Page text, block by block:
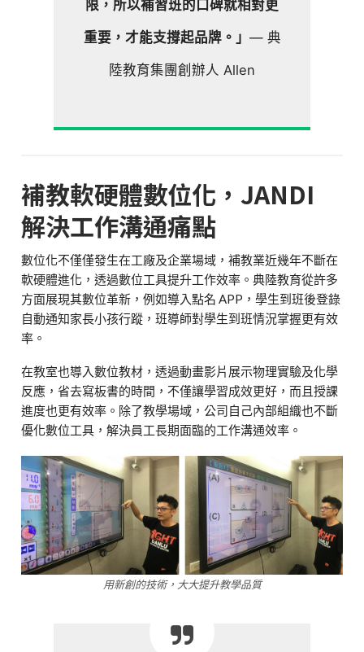
限，所以補習班的口碑就相對更
重要，才能支撐起品牌。」 — 典
陸教育集團創辦人 Allen
補教軟硬體數位化，JANDI
解決工作溝通痛點
數位化不僅僅發生在工廠及企業場域，補教業近幾年不斷在
軟硬體進化，透過數位工具提升工作效率。典陸教育從許多
方面展現其數位革新，例如導入點名 APP，學生到班後登錄
自動通知家長小孩行蹤，班導師對學生到班情況掌握更有效
率。
在教室也導入數位教材，透過動畫影片展示物理實驗及化學
反應，省去寫板書的時間，不僅讓學習成效更好，而且授課
進度也更有效率。除了教學場域，公司自己內部組織也不斷
優化數位工具，解決員工長期面臨的工作溝通效率。
用新創的技術，大大提升教學品質